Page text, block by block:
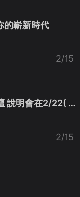
的嶄新時代
2/15
說明會在2/22( …
2/15